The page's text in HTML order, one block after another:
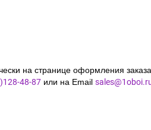
на странице оформления заказа.
48-87 или на Email